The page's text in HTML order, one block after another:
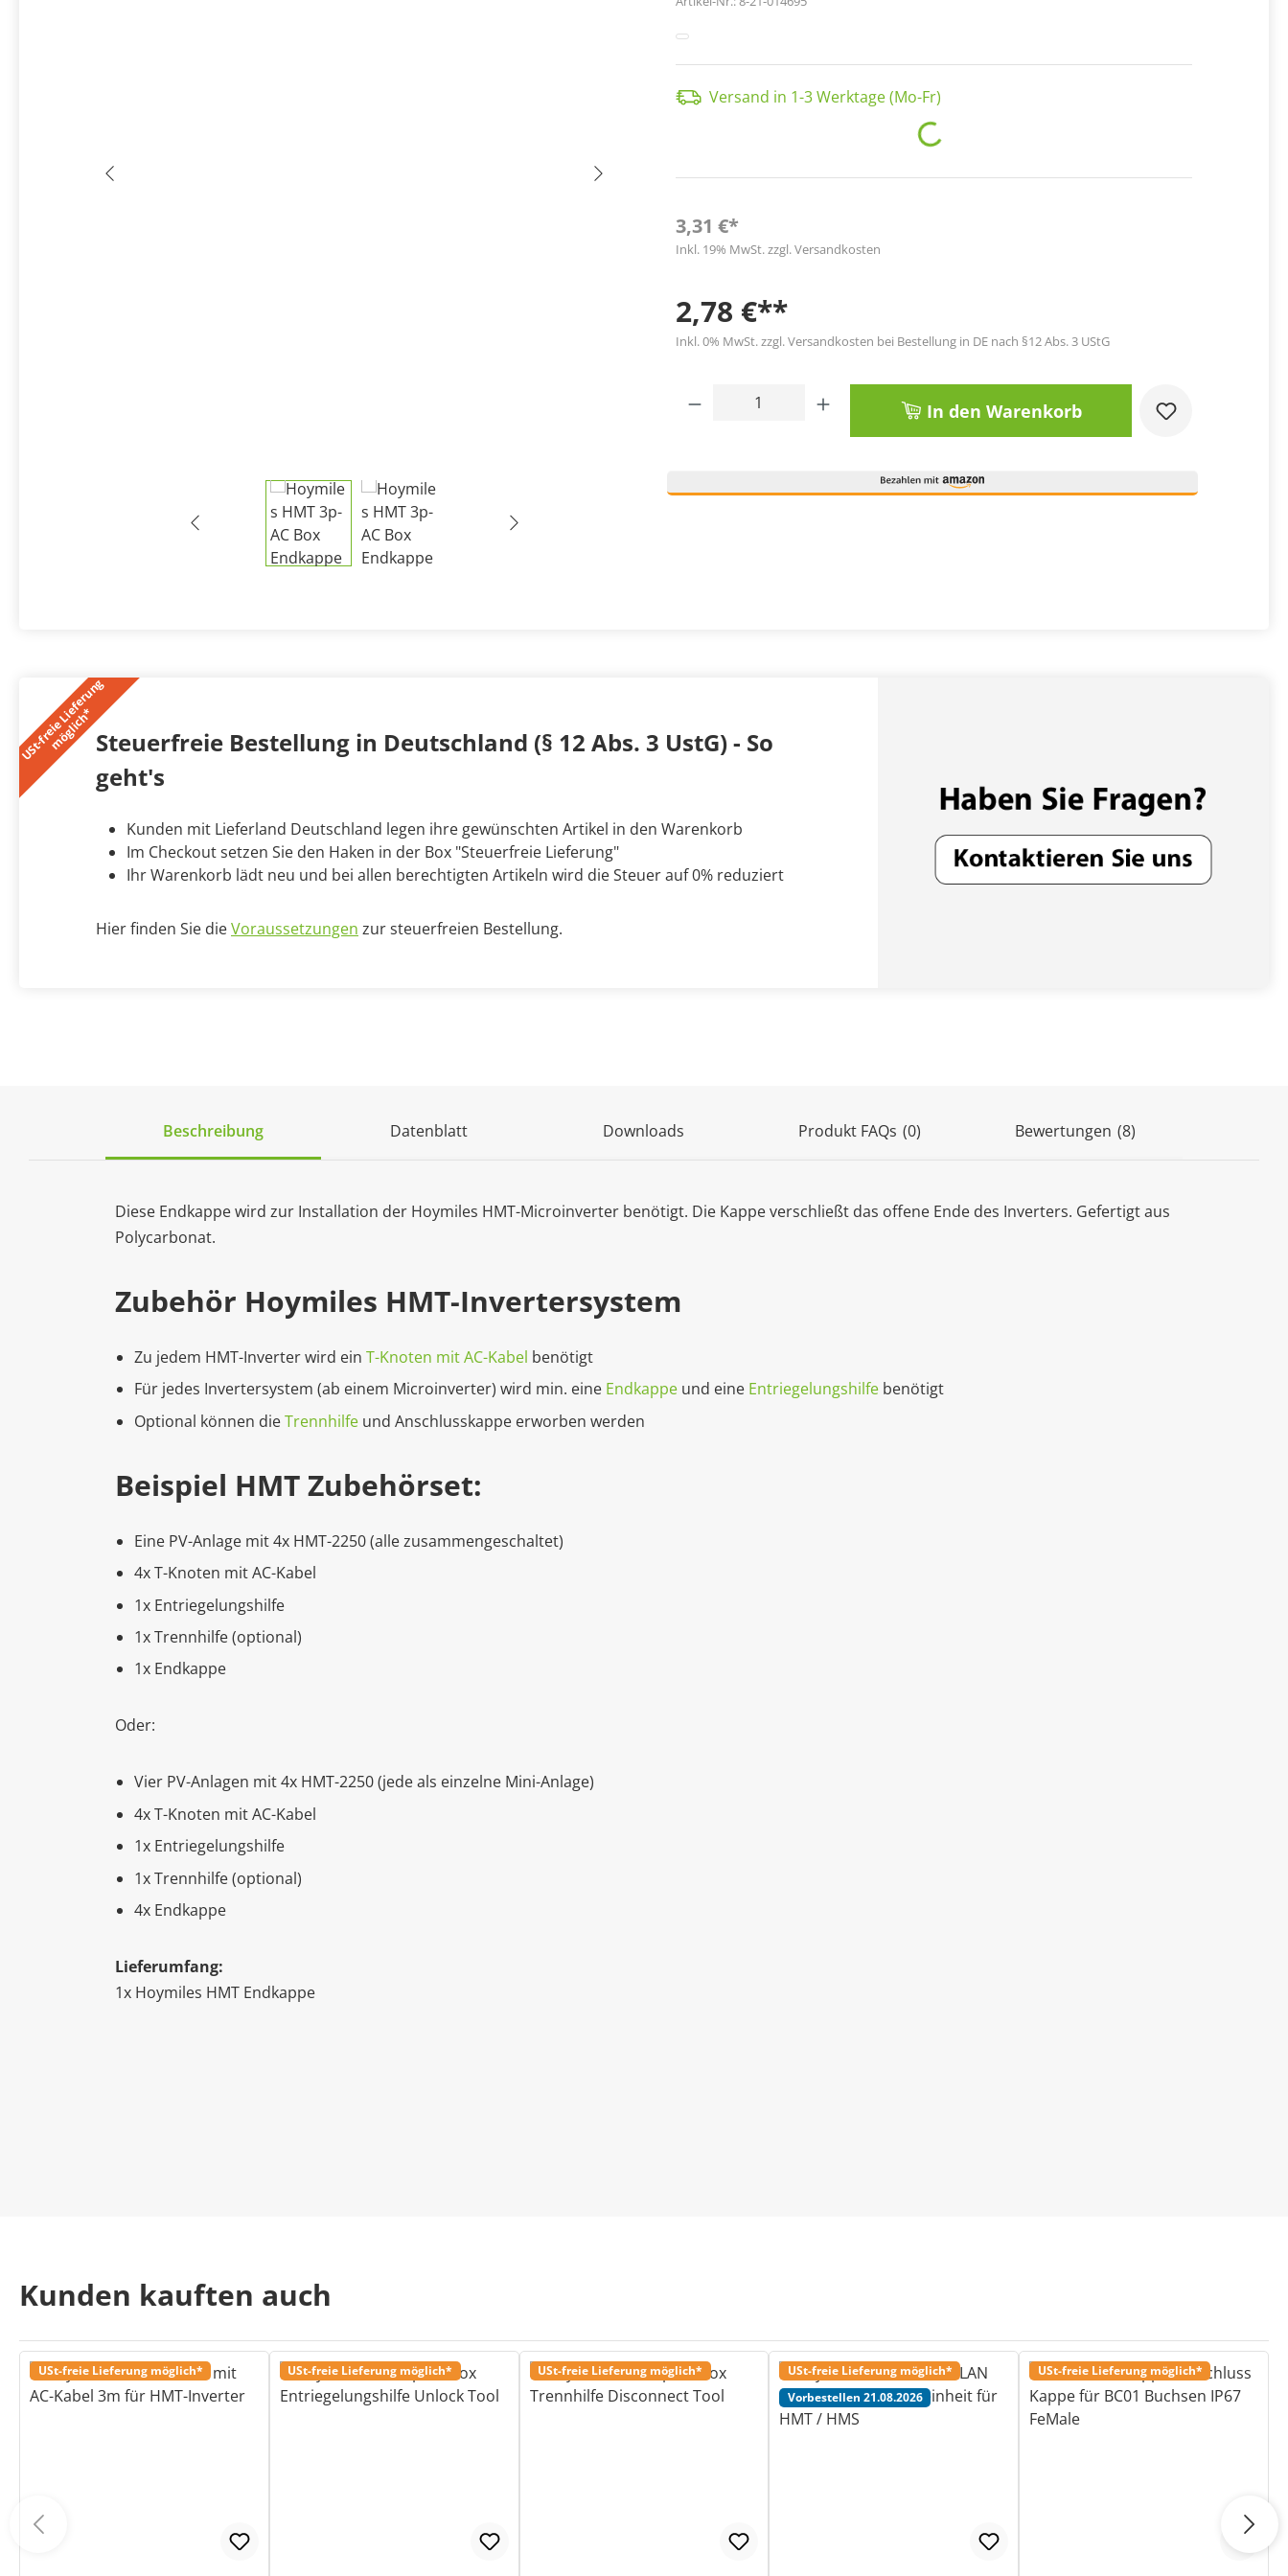
Versand in 1-3 Werktage (Mo-Fr)
Loading...
3,31 €*
Inkl. 19% MwSt. zzgl. Versandkosten
2,78 €**
Inkl. 0% MwSt. zzgl. Versandkosten bei Bestellung in DE nach §12 Abs. 3 UStG
Produkt Anzahl: Gib den gewünschten Wert ein oder
In den Warenkorb
U
S
t
-
f
r
e
i
e
L
i
e
f
e
r
u
n
g
m
ö
g
l
i
c
h
*Steuerfreie Bestellung in Deutschland (§ 12 Abs. 3 UstG) - So
geht's
Kunden mit Lieferland Deutschland legen ihre gewünschten Artikel in den Warenkorb
Im Checkout setzen Sie den Haken in der Box "Steuerfreie Lieferung"
Ihr Warenkorb lädt neu und bei allen berechtigten Artikeln wird die Steuer auf 0% reduziert
Hier finden Sie dieVoraussetzungen zur steuerfreien Bestellung.
Beschreibung Datenblatt Downloads Produkt FAQs (0) Bewertungen (8)
Diese Endkappe wird zur Installation der Hoymiles HMT-Microinverter benötigt. Die Kappe verschließt das offene Ende des Inverters. Gefertigt aus
Polycarbonat.
Zubehör Hoymiles HMT-Invertersystem
Zu jedem HMT-Inverter wird ein T-Knoten mit AC-Kabel benötigt
Für jedes Invertersystem (ab einem Microinverter) wird min. eine Endkappe und eine Entriegelungshilfe benötigt
Optional können dieTrennhilfe und Anschlusskappe erworben werden
Beispiel HMT Zubehörset:
Eine PV-Anlage mit 4x HMT-2250 (alle zusammengeschaltet)
4x T-Knoten mit AC-Kabel
1x Entriegelungshilfe
1x Trennhilfe (optional)
1x Endkappe
Oder:
Vier PV-Anlagen mit 4x HMT-2250 (jede als einzelne Mini-Anlage)
4x T-Knoten mit AC-Kabel
1x Entriegelungshilfe
1x Trennhilfe (optional)
4x Endkappe
Lieferumfang:
1x Hoymiles HMT Endkappe
Kunden kauften auch
USt-freie Lieferung möglich* USt-freie Lieferung möglich* USt-freie Lieferung möglich*
USt-freie Lieferung möglich*
Vorbestellen 21.08.2026
USt-freie Lieferung möglich*